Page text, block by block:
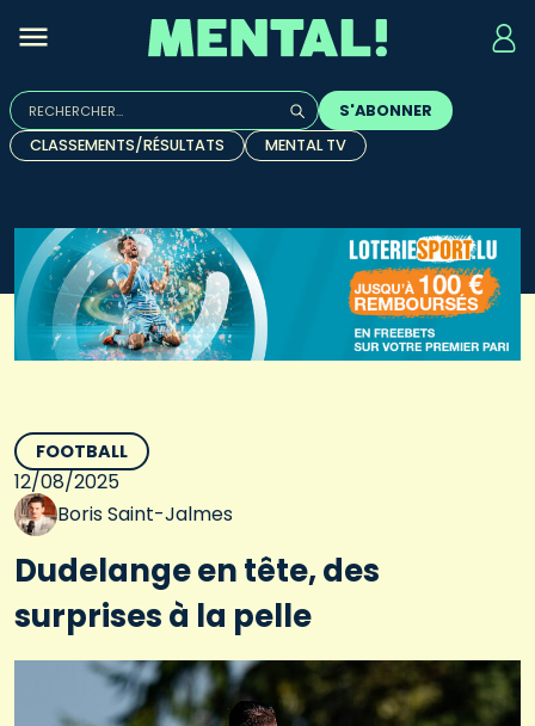
Rechercher :
Quand les résultats de l'auto-complétion sont
S'ABONNER
CLASSEMENTS/RÉSULTATS
MENTAL TV
FOOTBALL
12/08/2025
Boris Saint-Jalmes
Dudelange en tête, des
surprises à la pelle